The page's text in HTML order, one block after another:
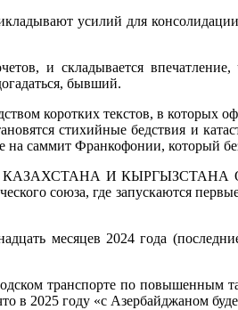
усилий для
и складывается
бывший.
коротких текстов, в которых
стихийные бедствия и
на саммит Франкофонии, который
И КЫРГЫЗСТАНА
союза, где запускаются
месяцев 2024 года
транспорте по
2025 году «с Азербайджаном